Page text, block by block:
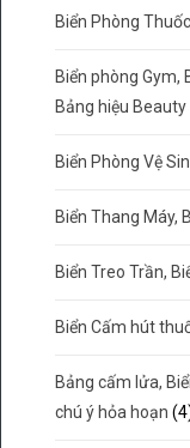
Biển Phòng
Biển phòng Gym,
Bảng hiệu Beauty
Biển Phòng Vệ
Biển Thang Máy,
Biển Treo Trần,
Biển Cấm hút
Bảng cấm lửa,
chú ý hỏa hoạn